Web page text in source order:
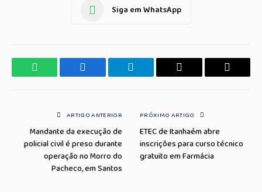
Siga em WhatsApp
WhatsApp Facebook Telegrama Copiar
E-
ARTIGO ANTERIOR
Mandante da execução de
policial civil é preso durante
operação no Morro do
Pacheco, em Santos
PRÓXIMO ARTIGO
ETEC de Itanhaém abre
inscrições para curso técnico
gratuito em Farmácia